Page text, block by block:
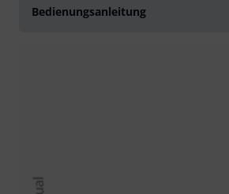
Bedienungsanleitung